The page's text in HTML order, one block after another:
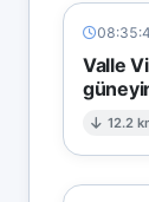
Valle
12.2